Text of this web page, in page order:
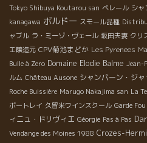
Tokyo Shibuya Koutarou san ベレール シャ
kanagawa ボルドー スモール品種
ャブル ラ・ミーゾ・ヴェール 坂田夫妻 クリ
エ醸造元 CPV菊池まどか Les Pyrenees
Bulle à Zero Domaine Elodie Balme Jean-
ルム Château Ausone シャンパーン・ジ
Roche Buissière Marugo Nakajima san La
ボートレイ 久留米ワインスクール Garde Fou
ィニュ・ドリヴィエ Géorgie Pas à Pas
Vendange des Moines 1988 Crozes-